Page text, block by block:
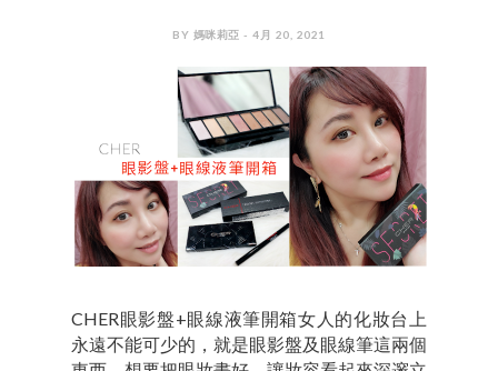
BY 媽咪莉亞 - 4月 20, 2021
CHER眼影盤+眼線液筆開箱女人的化妝台上
永遠不能可少的，就是眼影盤及眼線筆這兩個